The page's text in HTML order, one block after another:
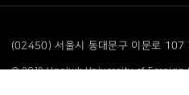
(02450) 서울시 동대문구 이문로
© 2019 Hankuk University of Foreign